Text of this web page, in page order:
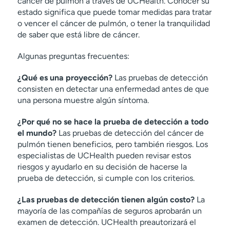
estado significa que puede tomar medidas para tratar
o vencer el cáncer de pulmón, o tener la tranquilidad
de saber que está libre de cáncer.
Algunas preguntas frecuentes:
¿Qué es una proyección?Las pruebas de detección
consisten en detectar una enfermedad antes de que
una persona muestre algún síntoma.
¿Por qué no se hace la prueba de detección a todo
el mundo?Las pruebas de detección del cáncer de
pulmón tienen beneficios, pero también riesgos. Los
especialistas de UCHealth pueden revisar estos
riesgos y ayudarlo en su decisión de hacerse la
prueba de detección, si cumple con los criterios.
¿Las pruebas de detección tienen algún costo?La
mayoría de las compañías de seguros aprobarán un
examen de detección. UCHealth preautorizará el